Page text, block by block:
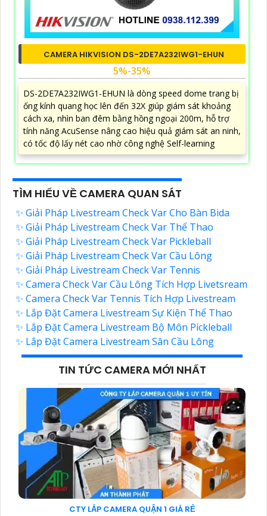
CAMERA HIKVISION DS-2DE7A232IWG1-EHUN
5%-35%
DS-2DE7A232IWG1-EHUN là dòng speed dome trang bị
ống kính quang học lên đến 32X giúp giám sát khoảng
cách xa, nhìn ban đêm bằng hồng ngoại 200m, hỗ trợ
tính năng AcuSense nâng cao hiệu quả giám sát an ninh,
có tốc độ lấy nét cao nhờ công nghệ Self-learning
TÌM HIỂU VỀ CAMERA QUAN SÁT
✨ Giải Pháp Livestream Check Var Cho Bàn Bida
✨ Giải Pháp Livestream Check Var Thể Thao
✨ Giải Pháp Livestream Check Var Pickleball
✨ Giải Pháp Livestream Check Var Cầu Lông
✨ Giải Pháp Livestream Check Var Tennis
✨ Camera Check Var Cầu Lông Tích Hợp Livetsream
✨ Camera Check Var Tennis Tích Hợp Livestream
✨ Lắp Đặt Camera Livestream Sự Kiện Thể Thao
✨ Lắp Đặt Camera Livestream Bộ Môn Pickleball
✨ Lắp Đặt Camera Livestream Sân Cầu Lông
TIN TỨC CAMERA MỚI NHẤT
CTY LẮP CAMERA QUẬN 1 GIÁ RẺ